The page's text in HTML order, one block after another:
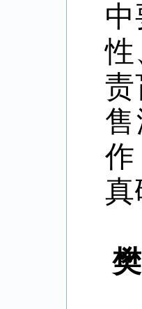
性
责
作
真